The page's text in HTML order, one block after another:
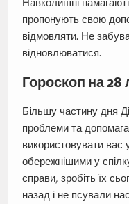
Навколишні
пропонують свою
відмовляти. Не
відновлюватися.
Гороскоп на 28
Більшу частину дня
проблеми та
використовувати вас
обережнішими у
справи, зробіть їх
назад і не псували